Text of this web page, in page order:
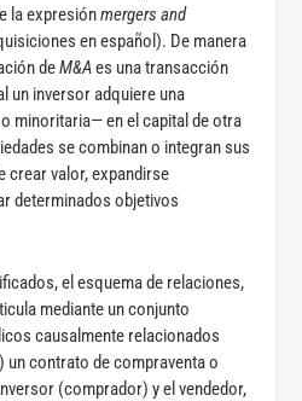
la expresiónmergers and
en español). De manera
deM&A es una transacción
un inversor adquiere una
minoritaria— en el capital de otra
se combinan o integran sus
crear valor, expandirse
determinados objetivos
el esquema de relaciones,
mediante un conjunto
causalmente relacionados
un contrato de compraventa o
(comprador) y el vendedor,